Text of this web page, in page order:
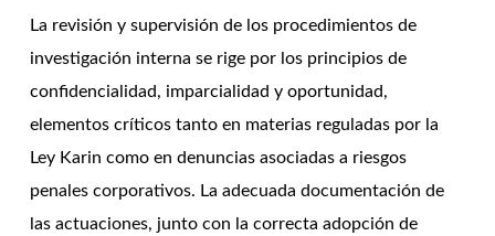
La revisión y supervisión de los procedimientos de
investigación interna se rige por los principios de
confidencialidad, imparcialidad y oportunidad,
elementos críticos tanto en materias reguladas por la
Ley Karin como en denuncias asociadas a riesgos
penales corporativos. La adecuada documentación de
las actuaciones, junto con la correcta adopción de